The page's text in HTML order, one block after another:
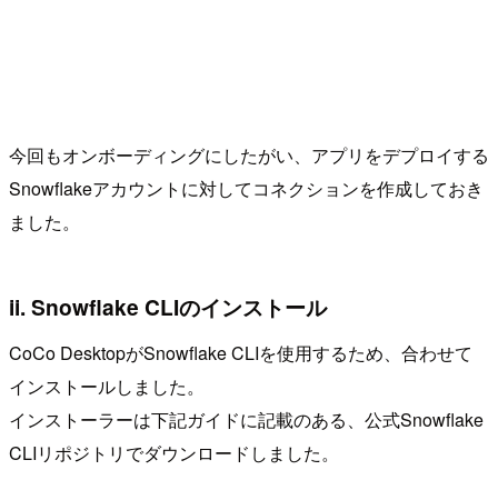
今回もオンボーディングにしたがい、アプリをデプロイする
Snowflakeアカウントに対してコネクションを作成しておき
ました。
ii. Snowflake CLIのインストール
CoCo DesktopがSnowflake CLIを使用するため、合わせて
インストールしました。
インストーラーは下記ガイドに記載のある、公式Snowflake
CLIリポジトリでダウンロードしました。